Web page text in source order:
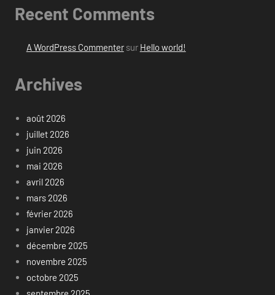
Recent Comments
A WordPress Commentersur Hello world!
Archives
août 2026
juillet 2026
juin 2026
mai 2026
avril 2026
mars 2026
février 2026
janvier 2026
décembre 2025
novembre 2025
octobre 2025